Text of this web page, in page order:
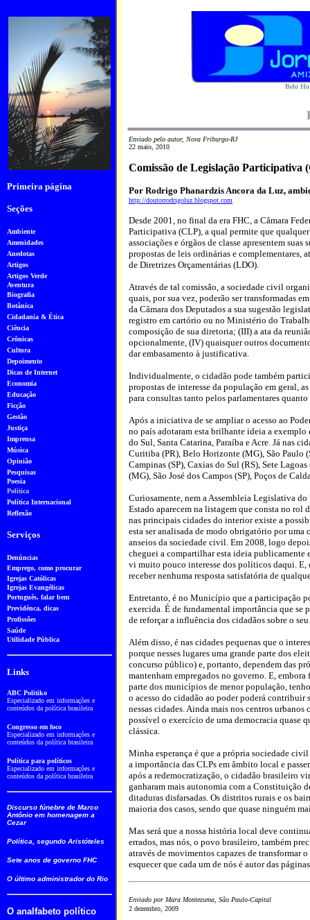
Primeira página
Seções
Ambiente
Amenidades
Anedotas
Artigos
Artigos Verde
Aventura
Biografia
Botânica
Cidadania & Ética
Ciência
Crônicas
Cultura
Depoimento
Dicas de Internet
Economia
Educação
Ficção
Gestão
Justiça
Imprensa
Música
Opinião
Pesquisas
Poesia
Política
Política Internacional
Reflexão
Serviços
Denúncias
Emprego, como procurar
Igrejas Católicas
Igrejas Evangélicas
Português, falar bem
Previdênca, dicas
Profissões
Saúde
Utilidade Pública
Links
ABC Politiko
Especializado em informações e
conteúdos da política brasileira
Congresso em foco
Especializado em informações e
conteúdos da política brasileira
Política para políticos
Especializado em informações e
conteúdos da política brasileira
Discurso fúnebre de Marco
Antônio em homenagem a
Cezar
Política, segundo Aristóteles
Sete anos de governo FHC
O último administrador do Rio
O analfabeto político
Enviado pelo autor, Nova Friburgo-RJ
22 maio, 2010
Comissão de Legislação Participativa
Por Rodrigo Phanardzis Ancora da Luz,
http://doutorrodrigoluz.blogspot.com
Desde 2001, no final da era FHC, a Câmara
Participativa (CLP), a qual permite que
associações e órgãos de classe apresentem
propostas de leis ordinárias e complementares,
de Diretrizes Orçamentárias (LDO).
Através de tal comissão, a sociedade civil
quais, por sua vez, poderão ser transformadas
da Câmara dos Deputados a sua sugestão
registro em cartório ou no Ministério do
composição de sua diretoria; (III) a ata da
opcionalmente, (IV) quaisquer outros
dar embasamento à justificativa.
Individualmente, o cidadão pode também
propostas de interesse da população em geral,
para consultas tanto pelos parlamentares
Após a iniciativa de se ampliar o acesso ao
no país adotaram esta brilhante ideia a exemplo
do Sul, Santa Catarina, Paraíba e Acre. Já nas
Curitiba (PR), Belo Horizonte (MG), São Paulo
Campinas (SP), Caxias do Sul (RS), Sete
(MG), São José dos Campos (SP), Poços de
Curiosamente, nem a Assembleia Legislativa
Estado aparecem na listagem que consta no rol
nas principais cidades do interior existe a
esta ser analisada de modo obrigatório por uma
anseios da sociedade civil. Em 2008, logo
cheguei a compartilhar esta ideia publicamente
vi muito pouco interesse dos políticos daqui. E,
receber nenhuma resposta satisfatória de
Entretanto, é no Município que a participação
exercida. É de fundamental importância que se
de reforçar a influência dos cidadãos sobre o
Além disso, é nas cidades pequenas que o
porque nesses lugares uma grande parte dos
concurso público) e, portanto, dependem das
mantenham empregados no governo. E,
parte dos municípios de menor população,
o acesso do cidadão ao poder poderá
nessas cidades. Ainda mais nos centros
possível o exercício de uma democracia quase
clássica.
Minha esperança é que a própria sociedade
a importância das CLPs em âmbito local e
após a redemocratização, o cidadão brasileiro
ganharam mais autonomia com a Constituição
ditaduras disfarsadas. Os distritos rurais e os
maioria dos casos, sendo que quase ninguém
Mas será que a nossa história local deve
errados, mas nós, o povo brasileiro, também
através de movimentos capazes de transformar
esquecer que cada um de nós é autor das
Enviado por Mara Montezuma, São Paulo-Capital
2 dezembro, 2009
Belo